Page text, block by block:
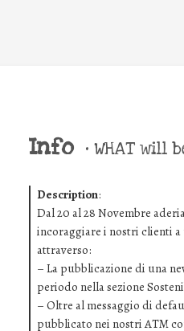
Info • WHAT will
Description:
Dal 20 al 28 Novembre
incoraggiare i nostri clienti
attraverso:
– La pubblicazione di una
periodo nella sezione
– Oltre al messaggio di
pubblicato nei nostri ATM